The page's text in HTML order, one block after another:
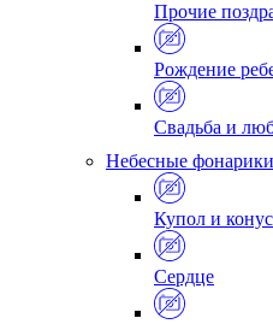
Прочие
Рождение
Свадьба и
Небесные
Купол и конус
Сердце